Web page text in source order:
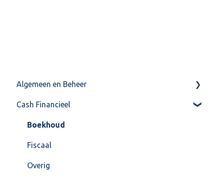
Algemeen en Beheer
Bank(koppeling)
Import/Export
Postbus
Training & Consultancy
Cash Financieel
Boekhoud
Fiscaal
Overig